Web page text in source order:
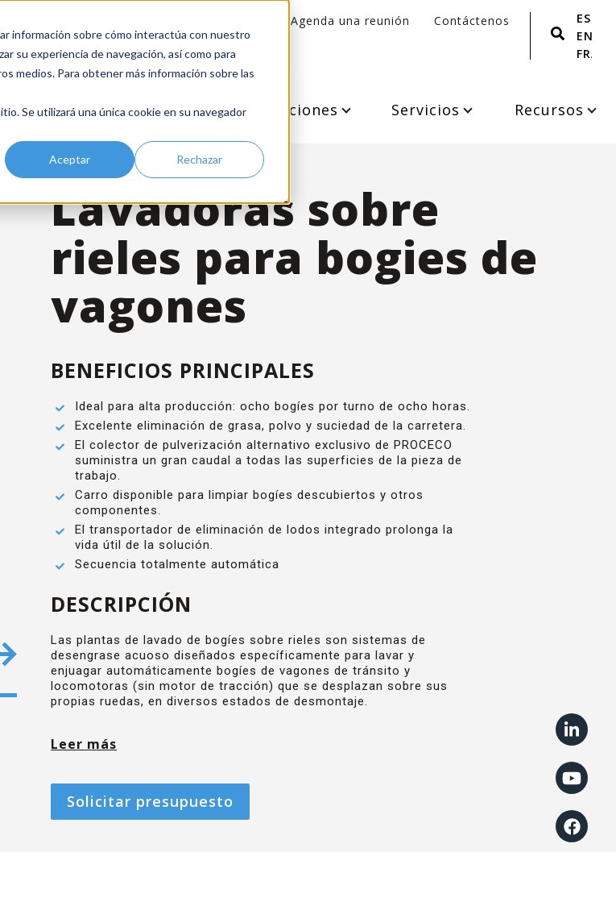
información sobre cómo interactúa con nuestro
su experiencia de navegación, así como para
medios. Para obtener más información sobre las
Se utilizará una única cookie en su navegador
Aceptar Rechazar
Agenda una reunión Contáctenos
Productos Aplicaciones Servicios Recursos
Lavadoras sobre
rieles para bogies de
vagones
BENEFICIOS PRINCIPALES
Ideal para alta producción: ocho bogíes por turno de ocho horas.
Excelente eliminación de grasa, polvo y suciedad de la carretera.
El colector de pulverización alternativo exclusivo de PROCECO
suministra un gran caudal a todas las superficies de la pieza de
trabajo.
Carro disponible para limpiar bogíes descubiertos y otros
componentes.
El transportador de eliminación de lodos integrado prolonga la
vida útil de la solución.
Secuencia totalmente automática
DESCRIPCIÓN
Las plantas de lavado de bogíes sobre rieles son sistemas de
desengrase acuoso diseñados específicamente para lavar y
enjuagar automáticamente bogíes de vagones de tránsito y
locomotoras (sin motor de tracción) que se desplazan sobre sus
propias ruedas, en diversos estados de desmontaje.
Leer más
Solicitar presupuesto